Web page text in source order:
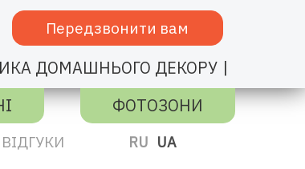
Передзвонити вам
ДОМАШНЬОГО ДЕКОРУ |
ФОТОЗОНИ
ВІДГУКИ RU UA